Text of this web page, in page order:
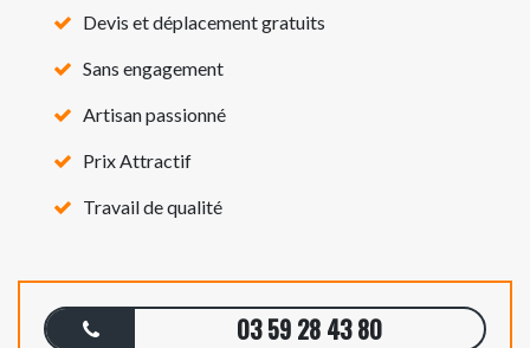
Devis et déplacement gratuits
Sans engagement
Artisan passionné
Prix Attractif
Travail de qualité
03 59 28 43 80